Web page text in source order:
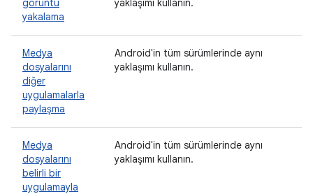
görüntü
yakalama
yaklaşımı kullanın.
Medya
dosyalarını
diğer
uygulamalarla
paylaşma
Android'in tüm sürümlerinde aynı
yaklaşımı kullanın.
Medya
dosyalarını
belirli bir
uygulamayla
Android'in tüm sürümlerinde aynı
yaklaşımı kullanın.